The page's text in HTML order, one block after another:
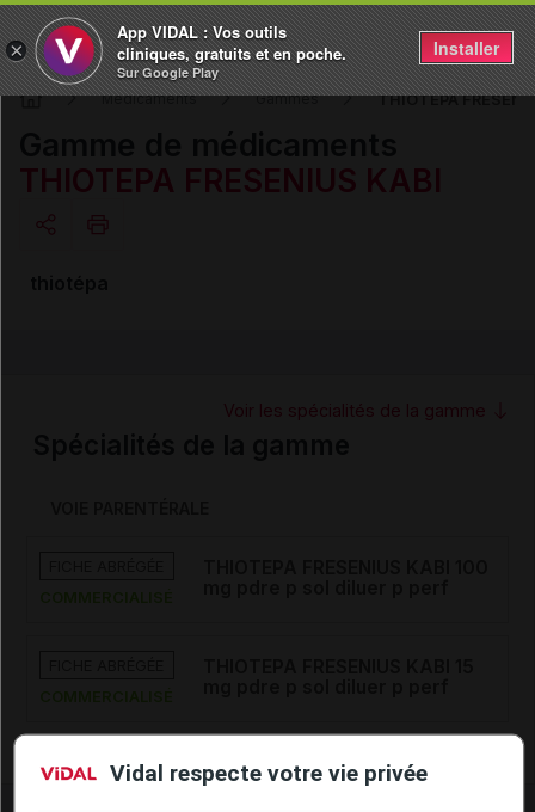
Médicaments Gammes THIOTEPA
THIOTEPA FRESENIUS KABI
Voir les spécialités de la gamme
×
App VIDAL : Vos outils
cliniques, gratuits et en poche.
Sur Google Play
Installer
Vidal respecte votre vie privée